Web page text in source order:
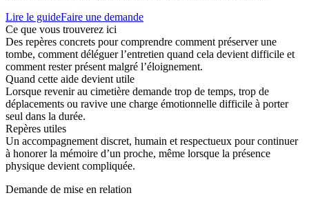
Lire le guideFaire une demande
Ce que vous trouverez ici
Des repères concrets pour comprendre comment préserver une
tombe, comment déléguer l’entretien quand cela devient difficile et
comment rester présent malgré l’éloignement.
Quand cette aide devient utile
Lorsque revenir au cimetière demande trop de temps, trop de
déplacements ou ravive une charge émotionnelle difficile à porter
seul dans la durée.
Repères utiles
Un accompagnement discret, humain et respectueux pour continuer
à honorer la mémoire d’un proche, même lorsque la présence
physique devient compliquée.
Demande de mise en relation